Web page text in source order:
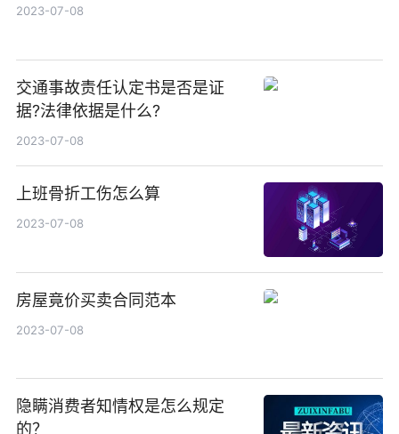
2023-07-08
交通事故责任认定书是否是证
据?法律依据是什么?
2023-07-08
上班骨折工伤怎么算
2023-07-08
房屋竟价买卖合同范本
2023-07-08
隐瞒消费者知情权是怎么规定
的？